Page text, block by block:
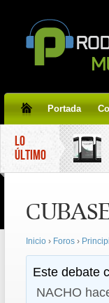
Portada
LO
ÚLTIMO
Inicio › Foros ›
Este debate
NACHO